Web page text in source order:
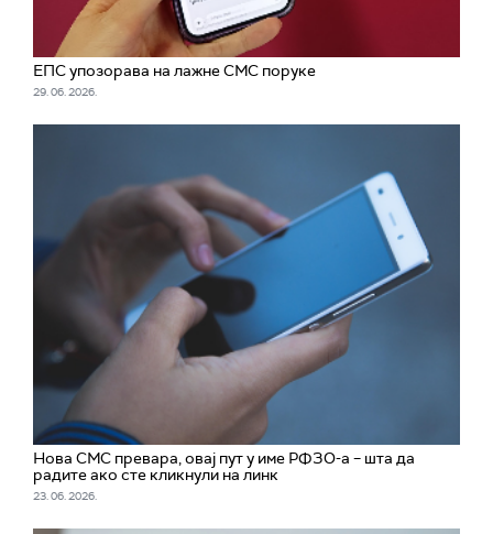
ЕПС упозорава на лажне СМС поруке
29. 06. 2026.
Нова СМС превара, овај пут у име РФЗО-а – шта да
радите ако сте кликнули на линк
23. 06. 2026.